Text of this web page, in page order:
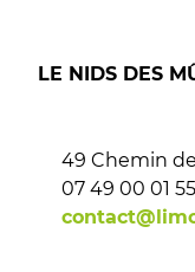
LE NIDS DES
49 Chemin
07 49 00 01 55